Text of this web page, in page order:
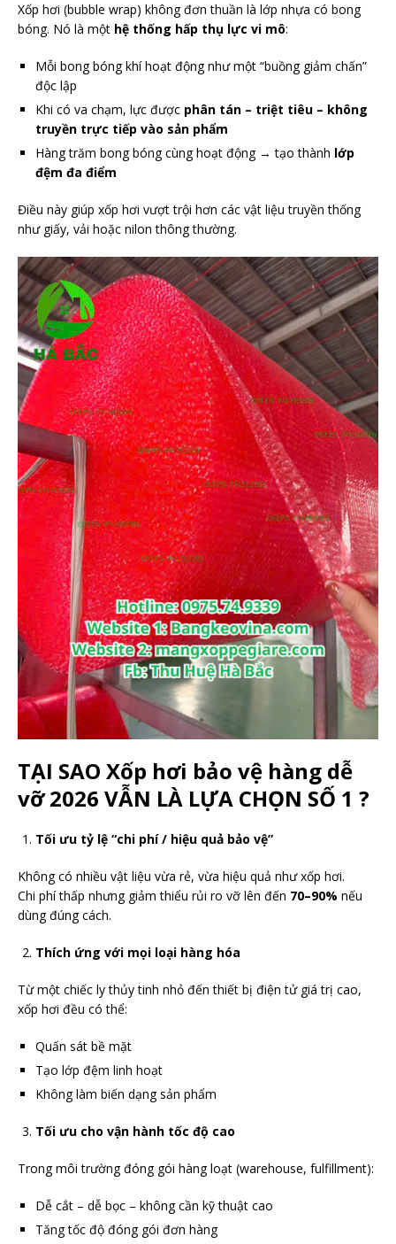
Xốp hơi (bubble wrap) không đơn thuần là lớp nhựa có bong
bóng. Nó là một hệ thống hấp thụ lực vi mô:
Mỗi bong bóng khí hoạt động như một “buồng giảm chấn”
độc lập
Khi có va chạm, lực được phân tán – triệt tiêu – không
truyền trực tiếp vào sản phẩm
Hàng trăm bong bóng cùng hoạt động → tạo thành lớp
đệm đa điểm
Điều này giúp xốp hơi vượt trội hơn các vật liệu truyền thống
như giấy, vải hoặc nilon thông thường.
TẠI SAO Xốp hơi bảo vệ hàng dễ
vỡ 2026 VẪN LÀ LỰA CHỌN SỐ 1 ?
Tối ưu tỷ lệ “chi phí / hiệu quả bảo vệ”
Không có nhiều vật liệu vừa rẻ, vừa hiệu quả như xốp hơi.
Chi phí thấp nhưng giảm thiểu rủi ro vỡ lên đến 70–90% nếu
dùng đúng cách.
Thích ứng với mọi loại hàng hóa
Từ một chiếc ly thủy tinh nhỏ đến thiết bị điện tử giá trị cao,
xốp hơi đều có thể:
Quấn sát bề mặt
Tạo lớp đệm linh hoạt
Không làm biến dạng sản phẩm
Tối ưu cho vận hành tốc độ cao
Trong môi trường đóng gói hàng loạt (warehouse, fulfillment):
Dễ cắt – dễ bọc – không cần kỹ thuật cao
Tăng tốc độ đóng gói đơn hàng